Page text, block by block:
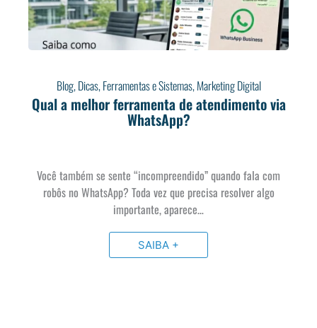
Blog,Dicas,Ferramentas e Sistemas,Marketing Digital
Qual a melhor ferramenta de atendimento via
WhatsApp?
Você também se sente “incompreendido” quando fala com
robôs no WhatsApp? Toda vez que precisa resolver algo
importante, aparece…
SAIBA +